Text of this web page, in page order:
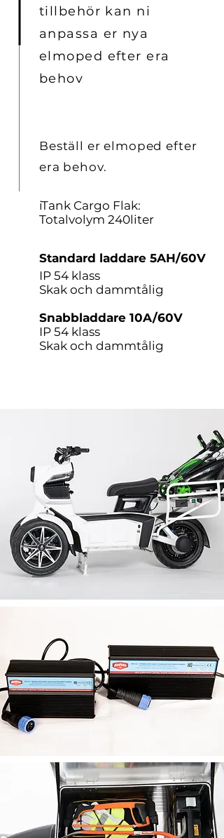
tillbehör kan ni
anpassa er nya
elmoped efter era
behov
Beställ er elmoped efter
era behov.
iTank Cargo Flak:
Totalvolym 240liter
Standard laddare 5AH/60V
IP 54 klass
Skak och dammtålig
Snabbladdare 10A/60V
IP 54 klass
Skak och dammtålig